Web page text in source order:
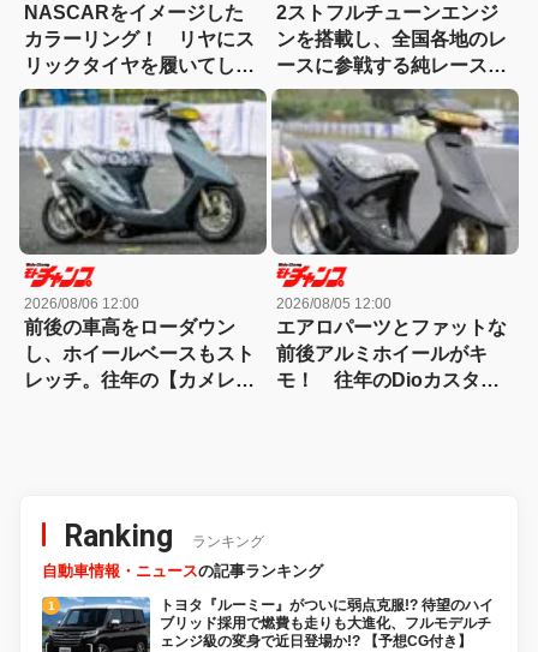
NASCARをイメージした
カラーリング！ リヤにス
リックタイヤを履いてしま
ったモトコンポ！
2ストフルチューンエンジ
ンを搭載し、全国各地のレ
ースに参戦する純レース仕
様のライブDio-ZX
2026/08/06 12:00
前後の車高をローダウン
し、ホイールベースもスト
レッチ。往年の【カメレオ
2026/08/05 12:00
エアロパーツとファットな
前後アルミホイールがキ
モ！ 往年のDioカスタム
Ranking ランキング
自動車情報・ニュースの記事ランキング
トヨタ『ルーミー』がついに弱点克服!? 待望のハイ
ブリッド採用で燃費も走りも大進化、フルモデルチ
ェンジ級の変身で近日登場か!? 【予想CG付き】